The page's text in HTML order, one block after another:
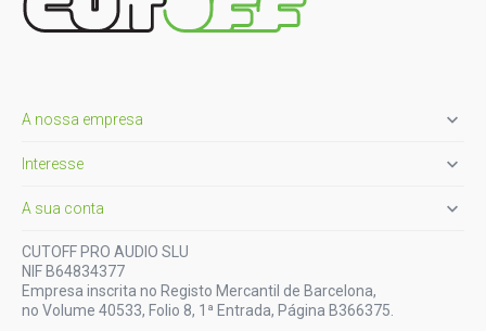
A nossa empresa 
Interesse 
A sua conta 
CUTOFF PRO AUDIO SLU
NIF B64834377
Empresa inscrita no Registo Mercantil de Barcelona,
no Volume 40533, Folio 8, 1ª Entrada, Página B366375.